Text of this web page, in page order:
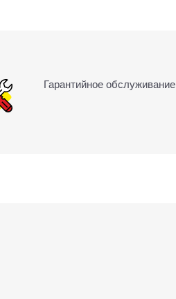
Гарантийное обслуживание